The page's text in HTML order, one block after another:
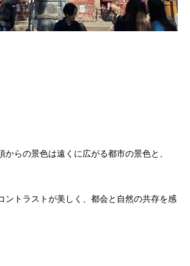
からの景色は遠くに広がる都市の景色と、
ントラストが美しく、都会と自然の共存を感